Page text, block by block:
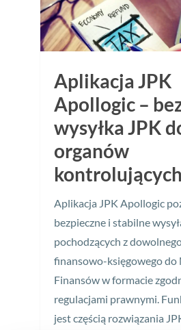
Aplikacja JPK
Apollogic –
wysyłka JPK
organów
Aplikacja JPK Apollogic
bezpieczne i stabilne
pochodzących z
finansowo-księgowego
Finansów w formacie
regulacjami prawnymi.
jest częścią rozwiązania